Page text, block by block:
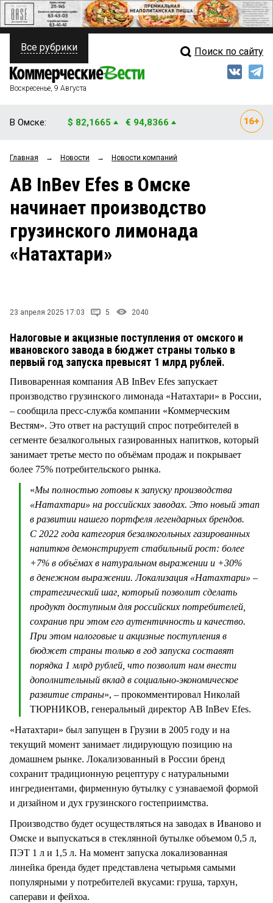
ПОЛИТИКА
ФИНАНСЫ
ОБЩЕСТВО
ЗАКОН
НОВОСТИ КОМПАНИЙ
ПРОИСШЕСТВИЯ
Свежий выпуск
Мнения
Рейтинги
Блоги
Архив
Все рубрики Поиск по сайту
Воскресенье, 9 Августа
В Омске: $ 82,1665 € 94,8366
Главная → Новости → Новости компаний
AB InBev Efes в Омске
начинает производство
грузинского лимонада
«Натахтари»
23 апреля 2025 17:03 5 2040
Налоговые и акцизные поступления от омского и
ивановского завода в бюджет страны только в
первый год запуска превысят 1 млрд рублей.
Пивоваренная компания AB InBev Efes запускает
производство грузинского лимонада «Натахтари» в России,
– сообщила пресс-служба компании «Коммерческим
Вестям». Это ответ на растущий спрос потребителей в
сегменте безалкогольных газированных напитков, который
занимает третье место по объёмам продаж и покрывает
более 75% потребительского рынка.
«Мы полностью готовы к запуску производства
«Натахтари» на российских заводах. Это новый этап
в развитии нашего портфеля легендарных брендов.
С 2022 года категория безалкогольных газированных
напитков демонстрирует стабильный рост: более
+7% в объёмах в натуральном выражении и +30%
в денежном выражении. Локализация «Натахтари» –
стратегический шаг, который позволит сделать
продукт доступным для российских потребителей,
сохранив при этом его аутентичность и качество.
При этом налоговые и акцизные поступления в
бюджет страны только в год запуска составят
порядка 1 млрд рублей, что позволит нам внести
дополнительный вклад в социально-экономическое
развитие страны», – прокомментировал Николай
ТЮРНИКОВ, генеральный директор AB InBev Efes.
«Натахтари» был запущен в Грузии в 2005 году и на
текущий момент занимает лидирующую позицию на
домашнем рынке. Локализованный в России бренд
сохранит традиционную рецептуру с натуральными
ингредиентами, фирменную бутылку с узнаваемой формой
и дизайном и дух грузинского гостеприимства.
Производство будет осуществляться на заводах в Иваново и
Омске и выпускаться в стеклянной бутылке объемом 0,5 л,
ПЭТ 1 л и 1,5 л. На момент запуска локализованная
линейка бренда будет представлена четырьмя самыми
популярными у потребителей вкусами: груша, тархун,
саперави и фейхоа.